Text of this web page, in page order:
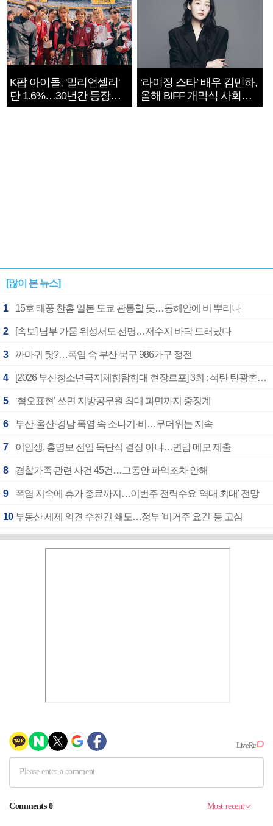
K팝 아이돌, '밀리언셀러'
단 1.6%…30년간 등장
1182개팀 전수조사
‘라이징 스타’ 배우 김민하,
올해 BIFF 개막식 사회자
확정
[많이 본 뉴스]
1 15호 태풍 찬홈 일본 도쿄 관통할 듯…동해안에 비 뿌리나
2 [속보] 남부 가뭄 위성서도 선명…저수지 바닥 드러났다
3 까마귀 탓?…폭염 속 부산 북구 986가구 정전
4 [2026 부산청소년극지체험탐험대 현장르포] 3회 : 석탄 탄광촌에서 북극 연구의 중심지로
5 ‘혐오표현’ 쓰면 지방공무원 최대 파면까지 중징계
6 부산·울산·경남 폭염 속 소나기·비…무더위는 지속
7 이임생, 홍명보 선임 독단적 결정 아냐…면담 메모 제출
8 경찰가족 관련 사건 45건…그동안 파악조차 안해
9 폭염 지속에 휴가 종료까지…이번주 전력수요 '역대 최대' 전망
10 부동산 세제 의견 수천건 쇄도…정부 '비거주 요건' 등 고심